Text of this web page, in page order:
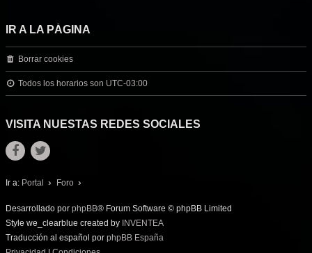
IR A LA PÁGINA
Borrar cookies
Todos los horarios son UTC-03:00
VISITA NUESTAS REDES SOCIALES
Ir a: Portal Foro
Desarrollado por phpBB® Forum Software © phpBB Limited
Style we_clearblue created by INVENTEA
Traducción al español por phpBB España